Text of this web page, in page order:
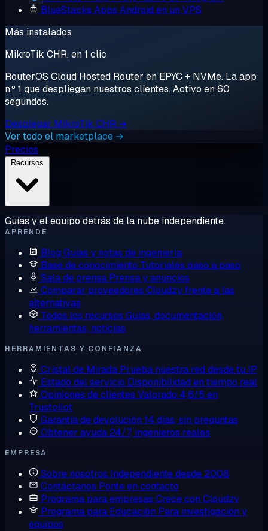
BlueStacks Apps Android en un VPS
Más instalados
MikroTik CHR, en 1 clic
RouterOS Cloud Hosted Router en EPYC + NVMe. La app
n.º 1 que despliegan nuestros clientes. Activo en 60
segundos.
Desplegar MikroTik CHR →
Ver todo el marketplace →
Precios
Guías y el equipo detrás de la nube independiente.
APRENDE
Blog Guías y notas de ingeniería
Base de conocimiento Tutoriales paso a paso
Sala de prensa Prensa y anuncios
Comparar proveedores Cloudzy frente a las
alternativas
Todos los recursos Guías, documentación,
herramientas, noticias
HERRAMIENTAS Y CONFIANZA
Cristal de Mirada Prueba nuestra red desde tu IP
Estado del servicio Disponibilidad en tiempo real
Opiniones de clientes Valorado 4,6/5 en
Trustpilot
Garantía de devolución 14 días, sin preguntas
Obtener ayuda 24/7, ingenieros reales
EMPRESA
Sobre nosotros Independiente desde 2008
Contáctanos Ponte en contacto
Programa para empresas Crece con Cloudzy
Programa para Educación Para investigación y
equipos